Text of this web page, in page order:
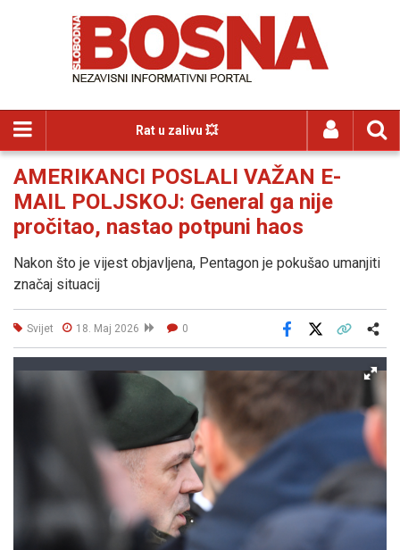
Rat u zalivu 💥
AMERIKANCI POSLALI VAŽAN E-
MAIL POLJSKOJ: General ga nije
pročitao, nastao potpuni haos
Nakon što je vijest objavljena, Pentagon je pokušao umanjiti
značaj situacij
Svijet 18. Maj 2026 0
Facebook